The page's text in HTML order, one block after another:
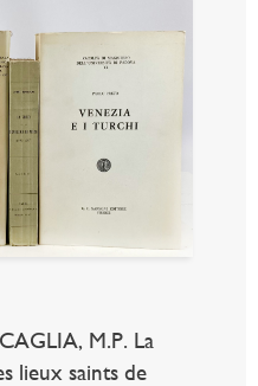
M.P. La
lieux saints de